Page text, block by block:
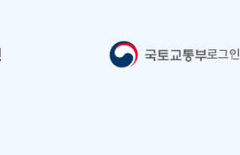
로그인